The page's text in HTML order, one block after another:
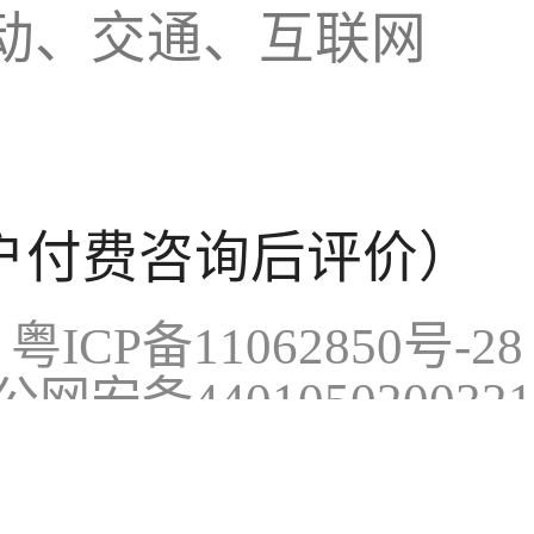
、交通、互联网
费咨询后评价）
粤ICP备11062850号-28
网安备